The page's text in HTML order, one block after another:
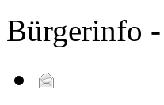
Bürgerinfo